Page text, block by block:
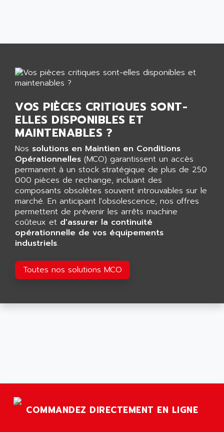
ALPHA
SM SERIE
MODICON QUANTUM
GENIUS
A SERIES
MDLU
UAC
LQ SERIE
530 SERIES
C170
RESISTRON
OP30/B
UD7000
VFD
LFL
ARC MODENA
ARCNET
ARCOL
ARCOLECTRIC
ARCOTRONICS
ARCTIC COOLING
ARDAMEL LHOMARGY
ARDATEM
ARDETEM
ARDUCAM
ARDUINO
AREVA
ARGUS
ARIA
ARIC
ARICO
ARINC
ARL
VOS PIÈCES CRITIQUES SONT-
ELLES DISPONIBLES ET
MAINTENABLES ?
Nos solutions en Maintien en Conditions
Opérationnelles (MCO) garantissent un accès
permanent à un stock stratégique de plus de 250
000 pièces de rechange, incluant des
composants obsolètes souvent introuvables sur le
marché. En anticipant l'obsolescence, nos offres
permettent de prévenir les arrêts machine
coûteux et d'assurer la continuité
opérationnelle de vos équipements
industriels.
Toutes nos solutions MCO
COMMANDEZ DIRECTEMENT EN LIGNE